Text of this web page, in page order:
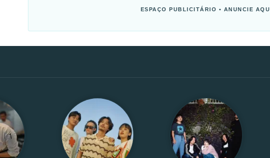
ESPAÇO PUBLICITÁRIO • ANUNCIE AQUI